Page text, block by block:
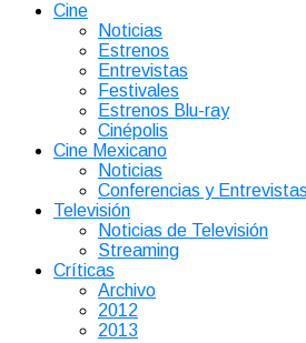
Cine
Noticias
Estrenos
Entrevistas
Festivales
Estrenos Blu-ray
Cinépolis
Cine Mexicano
Noticias
Conferencias y Entrevistas
Televisión
Noticias de Televisión
Streaming
Críticas
Archivo
2012
2013